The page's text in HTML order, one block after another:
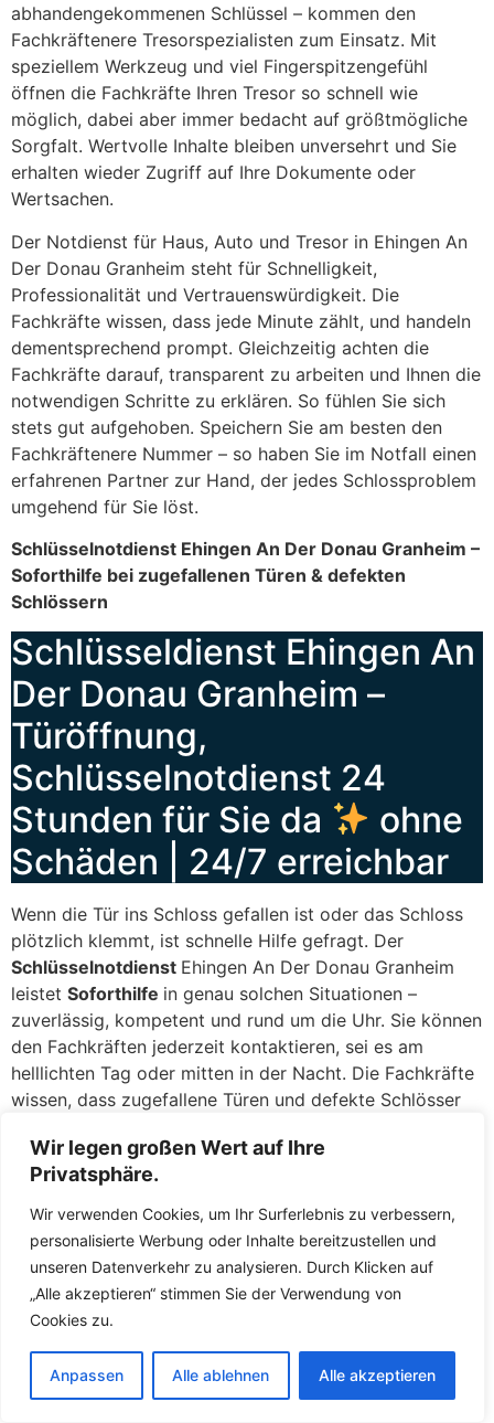
Wir legen großen Wert auf Ihre
Privatsphäre.
Wir verwenden Cookies, um Ihr Surferlebnis zu verbessern,
personalisierte Werbung oder Inhalte bereitzustellen und
unseren Datenverkehr zu analysieren. Durch Klicken auf
„Alle akzeptieren“ stimmen Sie der Verwendung von
Cookies zu.
Anpassen Alle ablehnen Alle akzeptieren
abhandengekommenen Schlüssel – kommen den
Fachkräftenere Tresorspezialisten zum Einsatz. Mit
speziellem Werkzeug und viel Fingerspitzengefühl
öffnen die Fachkräfte Ihren Tresor so schnell wie
möglich, dabei aber immer bedacht auf größtmögliche
Sorgfalt. Wertvolle Inhalte bleiben unversehrt und Sie
erhalten wieder Zugriff auf Ihre Dokumente oder
Wertsachen.
Der Notdienst für Haus, Auto und Tresor in Ehingen An
Der Donau Granheim steht für Schnelligkeit,
Professionalität und Vertrauenswürdigkeit. Die
Fachkräfte wissen, dass jede Minute zählt, und handeln
dementsprechend prompt. Gleichzeitig achten die
Fachkräfte darauf, transparent zu arbeiten und Ihnen die
notwendigen Schritte zu erklären. So fühlen Sie sich
stets gut aufgehoben. Speichern Sie am besten den
Fachkräftenere Nummer – so haben Sie im Notfall einen
erfahrenen Partner zur Hand, der jedes Schlossproblem
umgehend für Sie löst.
Schlüsselnotdienst Ehingen An Der Donau Granheim –
Soforthilfe bei zugefallenen Türen & defekten
Schlössern
Schlüsseldienst Ehingen An
Der Donau Granheim –
Türöffnung,
Schlüsselnotdienst 24
Stunden für Sie da
ohne
Schäden | 24/7 erreichbar
Wenn die Tür ins Schloss gefallen ist oder das Schloss
plötzlich klemmt, ist schnelle Hilfe gefragt. Der
Schlüsselnotdienst Ehingen An Der Donau Granheim
leistet Soforthilfe in genau solchen Situationen –
zuverlässig, kompetent und rund um die Uhr. Sie können
den Fachkräften jederzeit kontaktieren, sei es am
helllichten Tag oder mitten in der Nacht. Die Fachkräfte
wissen, dass zugefallene Türen und defekte Schlösser
Fachkräfte Sie nicht lange warten. In der Regel sind die
Fachkräfte innerhalb kürzester Zeit bei Ihnen, um das
Problem zu beheben und Ihnen wieder Zutritt zu
ermöglichen.
Zugefallene Türen: Eine Sekunde unaufmerksam, und die
Tür fällt ins Schloss, während der Schlüssel noch
drinnen liegt – ein Missgeschick, das jedem passieren
kann. Keine Panik: Dere geschulten Mitarbeiter öffnen
zugefalleneTüren
in Ehingen An Der Donau Granheim
täglich und haben hierfür routinierte Handgriffe. Meist